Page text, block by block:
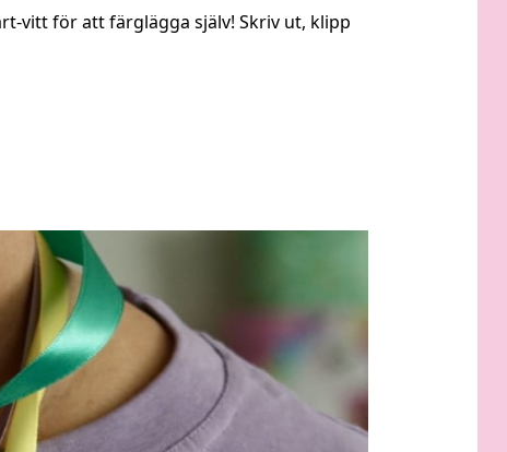
vitt för att färglägga själv! Skriv ut, klipp